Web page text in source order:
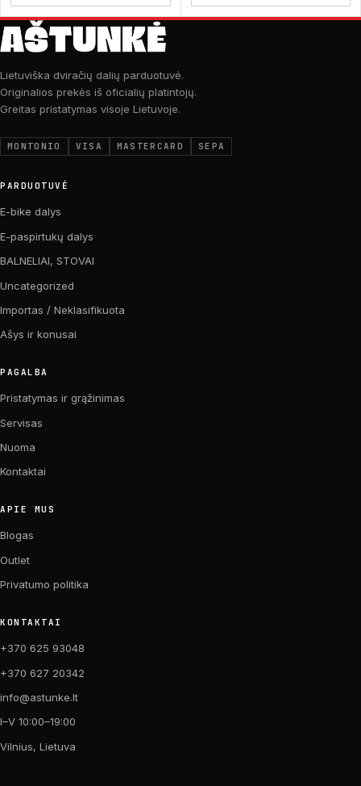
Lietuviška dviračių dalių parduotuvė.
Originalios prekės iš oficialių platintojų.
Greitas pristatymas visoje Lietuvoje.
MONTONIO VISA MASTERCARD SEPA
PARDUOTUVĖ
E-bike dalys
E-paspirtukų dalys
BALNELIAI, STOVAI
Uncategorized
Importas / Neklasifikuota
Ašys ir konusai
PAGALBA
Pristatymas ir grąžinimas
Servisas
Nuoma
Kontaktai
APIE MUS
Blogas
Outlet
Privatumo politika
KONTAKTAI
+370 625 93048
+370 627 20342
info@astunke.lt
I–V 10:00–19:00
Vilnius, Lietuva